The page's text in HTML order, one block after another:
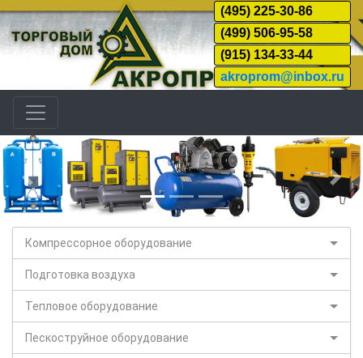
(495) 225-30-86
(499) 506-95-58
(915) 134-33-44
akroprom@inbox.ru
Назад
Компрессорное оборудование
Подготовка воздуха
Тепловое оборудование
Пескоструйное оборудование